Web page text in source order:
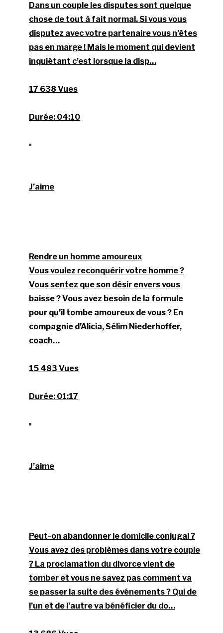
Dans un couple les disputes sont quelque
chose de tout à fait normal. Si vous vous
disputez avec votre partenaire vous n’êtes
pas en marge ! Mais le moment qui devient
inquiétant c’est lorsque la disp…
17 638 Vues
Durée: 04:10
J’aime
Rendre un homme amoureux
Vous voulez reconquérir votre homme ?
Vous sentez que son désir envers vous
baisse ? Vous avez besoin de la formule
pour qu’il tombe amoureux de vous ? En
compagnie d’Alicia, Sélim Niederhoffer,
coach…
15 483 Vues
Durée: 01:17
J’aime
Peut-on abandonner le domicile conjugal ?
Vous avez des problèmes dans votre couple
? La proclamation du divorce vient de
tomber et vous ne savez pas comment va
se passer la suite des événements ? Qui de
l’un et de l’autre va bénéficier du do…